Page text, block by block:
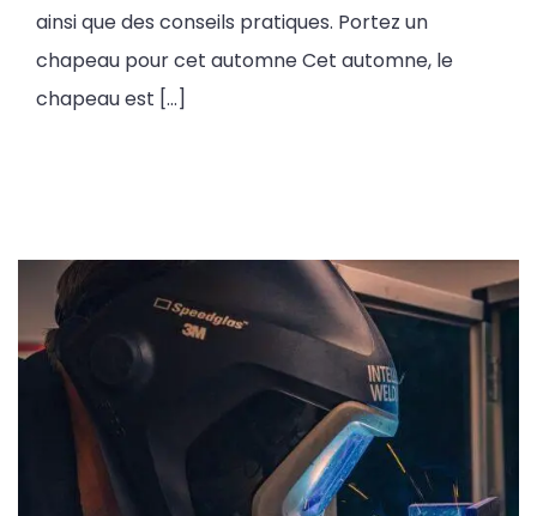
ainsi que des conseils pratiques. Portez un
chapeau pour cet automne Cet automne, le
chapeau est […]